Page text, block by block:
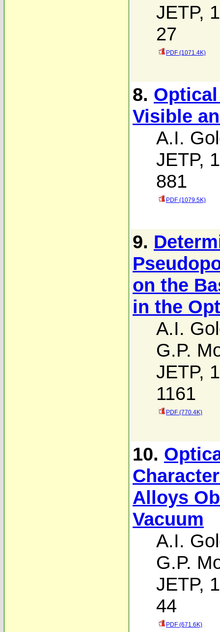
JETP,
27
PDF (1071.4K)
8.
Visible
A.I.
JETP,
881
PDF (1079.5K)
9.
on the
in the
A.I.
G.P.
JETP,
1161
PDF (770.4K)
10.
Alloys
Vacuum
A.I.
G.P.
JETP,
44
PDF (671.6K)